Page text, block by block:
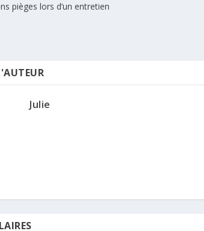
pièges lors d’un entretien
Julie